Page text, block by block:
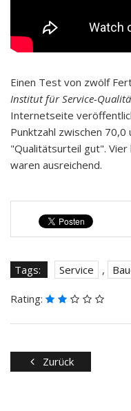
Einen Test von zwölf
Institut für Service-
Internetseite
Punktzahl zwischen
"Qualitätsurteil gut".
waren ausreichend.
Tags: Service ,
Rating:
Zurück